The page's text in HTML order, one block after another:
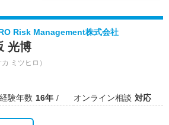
Risk Management株式会社
光博
カ ミツヒロ）
経験年数 16年 オンライン相談 対応